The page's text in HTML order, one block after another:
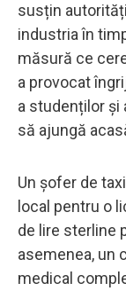
susțin
industria în
măsură ce
a provocat
a studenților și
să ajungă
Un șofer de
local pentru o
de lire sterline
asemenea, un
medical